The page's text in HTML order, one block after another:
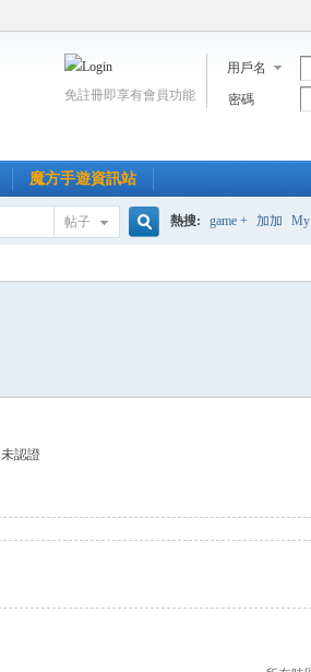
用戶名
密碼
免註冊即享有會員功能
魔方手遊資訊站
帖子 熱搜: game + 加加 My
未認證